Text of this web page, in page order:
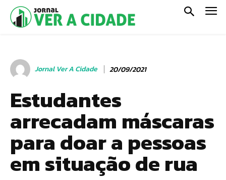
Jornal Ver A Cidade 20/09/2021
Estudantes
arrecadam máscaras
para doar a pessoas
em situação de rua